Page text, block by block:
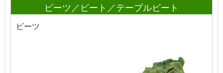
ビーツ／ビート／テーブルビート
ビーツ